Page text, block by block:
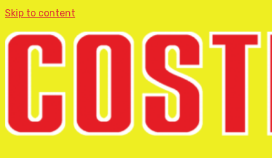
Skip to content